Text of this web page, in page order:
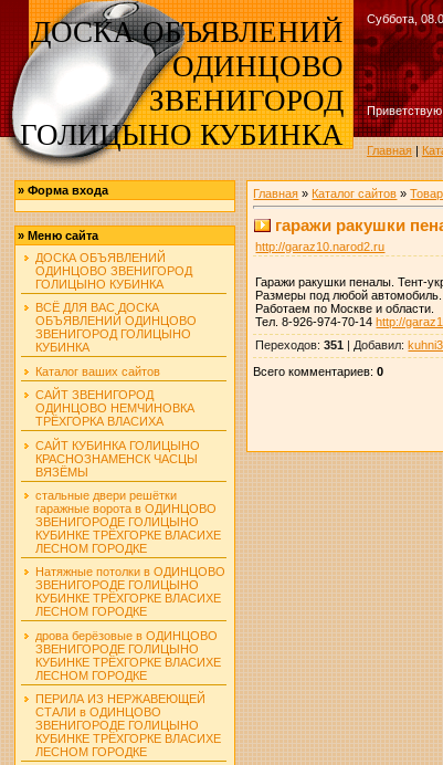
ДОСКА ОБЪЯВЛЕНИЙ
ОДИНЦОВО
ЗВЕНИГОРОД
ГОЛИЦЫНО КУБИНКА
Суббота,
Главная|
»Форма входа
»Меню сайта
ДОСКА ОБЪЯВЛЕНИЙ
ОДИНЦОВО ЗВЕНИГОРОД
ГОЛИЦЫНО КУБИНКА
ВСЁ ДЛЯ ВАС ДОСКА
ОБЪЯВЛЕНИЙ ОДИНЦОВО
ЗВЕНИГОРОД ГОЛИЦЫНО
КУБИНКА
Каталог ваших сайтов
САЙТ ЗВЕНИГОРОД
ОДИНЦОВО НЕМЧИНОВКА
ТРЁХГОРКА ВЛАСИХА
САЙТ КУБИНКА ГОЛИЦЫНО
КРАСНОЗНАМЕНСК ЧАСЦЫ
ВЯЗЁМЫ
стальные двери решётки
гаражные ворота в ОДИНЦОВО
ЗВЕНИГОРОДЕ ГОЛИЦЫНО
КУБИНКЕ ТРЁХГОРКЕ ВЛАСИХЕ
ЛЕСНОМ ГОРОДКЕ
Натяжные потолки в ОДИНЦОВО
ЗВЕНИГОРОДЕ ГОЛИЦЫНО
КУБИНКЕ ТРЁХГОРКЕ ВЛАСИХЕ
ЛЕСНОМ ГОРОДКЕ
дрова берёзовые в ОДИНЦОВО
ЗВЕНИГОРОДЕ ГОЛИЦЫНО
КУБИНКЕ ТРЁХГОРКЕ ВЛАСИХЕ
ЛЕСНОМ ГОРОДКЕ
ПЕРИЛА ИЗ НЕРЖАВЕЮЩЕЙ
СТАЛИ в ОДИНЦОВО
ЗВЕНИГОРОДЕ ГОЛИЦЫНО
КУБИНКЕ ТРЁХГОРКЕ ВЛАСИХЕ
ЛЕСНОМ ГОРОДКЕ
Главная » Каталог сайтов »
гаражи ракушки
http://garaz10.narod2.ru
Гаражи ракушки пеналы. Тент-
Размеры под любой автомобиль.
Работаем по Москве и области.
Тел. 8-926-974-70-14http://
Переходов:351 | Добавил:
Всего комментариев:0